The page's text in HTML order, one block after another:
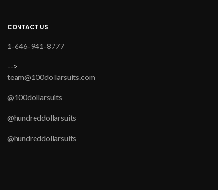
CONTACT US
1-646-941-8777
-->
team@100dollarsuits.com
@100dollarsuits
@hundreddollarsuits
@hundreddollarsuits